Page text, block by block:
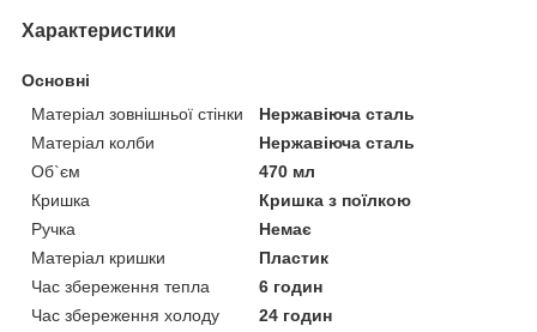
Характеристики
Основні
Матеріал зовнішньої стінки
Нержавіюча сталь
Матеріал колби
Нержавіюча сталь
Об`єм
470 мл
Кришка
Кришка з поїлкою
Ручка
Немає
Матеріал кришки
Пластик
Час збереження тепла
6 годин
Час збереження холоду
24 годин